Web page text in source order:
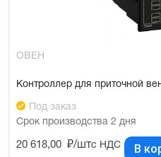
ОВЕН
Контроллер для приточной
Под заказ
Срок производства 2 дня
20 618,00 ₽/штс НДС В